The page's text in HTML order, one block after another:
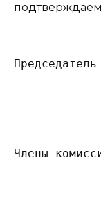
подтверждаем
Члены